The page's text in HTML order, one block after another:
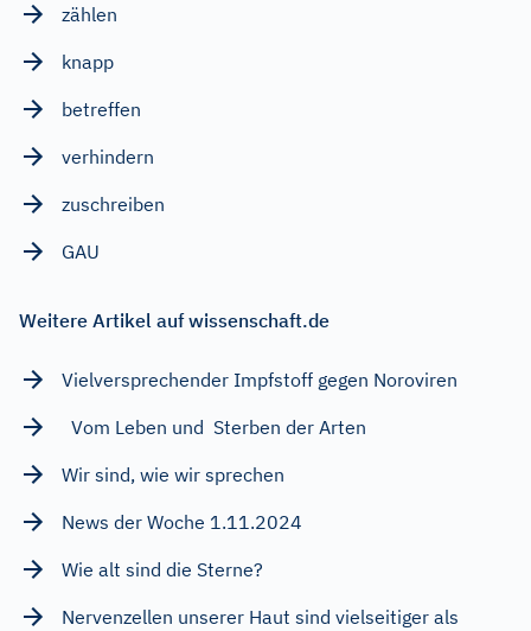
zählen
knapp
betreffen
verhindern
zuschreiben
GAU
Weitere Artikel auf wissenschaft.de
Vielversprechender Impfstoff gegen Noroviren
Vom Leben und Sterben der Arten
Wir sind, wie wir sprechen
News der Woche 1.11.2024
Wie alt sind die Sterne?
Nervenzellen unserer Haut sind vielseitiger als